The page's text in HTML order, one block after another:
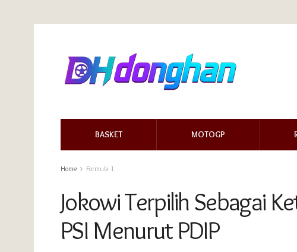
BASKET MOTOGP
Home Formula 1
Jokowi Terpilih Sebagai
PSI Menurut PDIP